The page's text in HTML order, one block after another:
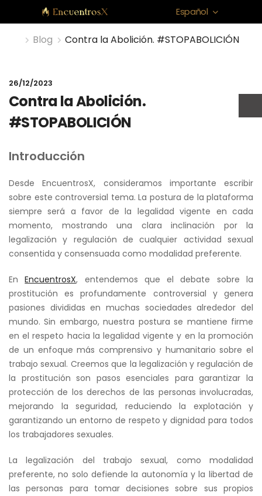
Español
Blog Contra la Abolición. #STOPABOLICIÓN
26/12/2023
Contra la Abolición.
#STOPABOLICIÓN
Introducción
Desde EncuentrosX, consideramos importante escribir
sobre este controversial tema. La postura de la plataforma
siempre será a favor de la legalidad vigente en cada
momento, mostrando una clara inclinación por la
legalización y regulación de cualquier actividad sexual
consentida y consensuada como modalidad preferente.
EnEncuentrosX, entendemos que el debate sobre la
prostitución es profundamente controversial y genera
pasiones divididas en muchas sociedades alrededor del
mundo. Sin embargo, nuestra postura se mantiene firme
en el respeto hacia la legalidad vigente y en la promoción
de un enfoque más comprensivo y humanitario sobre el
trabajo sexual. Creemos que la legalización y regulación de
la prostitución son pasos esenciales para garantizar la
protección de los derechos de las personas involucradas,
mejorando la seguridad, reduciendo la explotación y
garantizando un entorno de respeto y dignidad para todos
los trabajadores sexuales.
La legalización del trabajo sexual, como modalidad
preferente, no solo defiende la autonomía y la libertad de
las personas para tomar decisiones sobre sus propios